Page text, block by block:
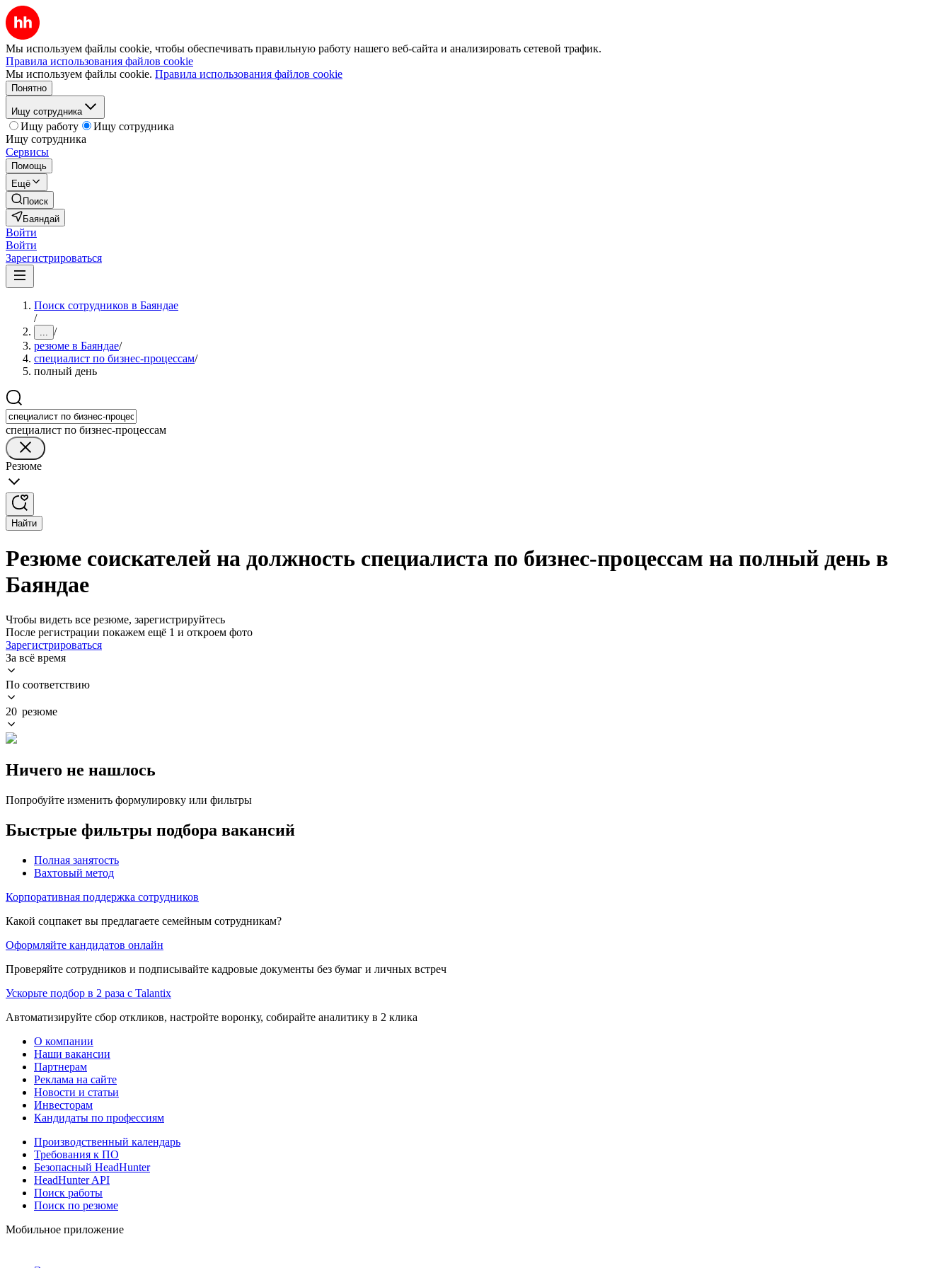
Мы используем файлы cookie, чтобы обеспечивать правильную работу нашего веб-сайта и анализировать сетевой трафик.
Правила использования файлов cookie
Мы используем файлы cookie. Правила использования файлов cookie
Понятно
Ищу сотрудника
Ищу работу
Ищу сотрудника
Ищу сотрудника
Сервисы
Помощь
Ещё
Поиск
Баяндай
Войти
Войти
Зарегистрироваться
Поиск сотрудников в Баяндае
/
... /
резюме в Баяндае/
специалист по бизнес-процессам/
полный день
специалист по бизнес-процессам
Резюме
Найти
Резюме соискателей на должность специалиста по бизнес-процессам на полный день в
Баяндае
Чтобы видеть все резюме, зарегистрируйтесь
После регистрации покажем ещё 1 и откроем фото
Зарегистрироваться
За всё время
По соответствию
20 резюме
Ничего не нашлось
Попробуйте изменить формулировку или фильтры
Быстрые фильтры подбора вакансий
Полная занятость
Вахтовый метод
Корпоративная поддержка сотрудников
Какой соцпакет вы предлагаете семейным сотрудникам?
Оформляйте кандидатов онлайн
Проверяйте сотрудников и подписывайте кадровые документы без бумаг и личных встреч
Ускорьте подбор в 2 раза с Talantix
Автоматизируйте сбор откликов, настройте воронку, собирайте аналитику в 2 клика
О компании
Наши вакансии
Партнерам
Реклама на сайте
Новости и статьи
Инвесторам
Кандидаты по профессиям
Производственный календарь
Требования к ПО
Безопасный HeadHunter
HeadHunter API
Поиск работы
Поиск по резюме
Мобильное приложение